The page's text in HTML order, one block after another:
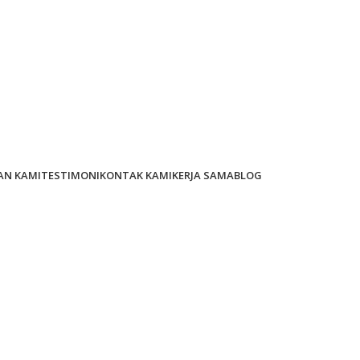
KAMITESTIMONIKONTAK KAMIKERJA SAMABLOG